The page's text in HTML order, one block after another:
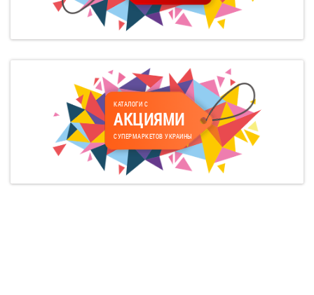
КАТАЛОГИ С
АКЦИЯМИ
СУПЕРМАРКЕТОВ УКРАИНЫ